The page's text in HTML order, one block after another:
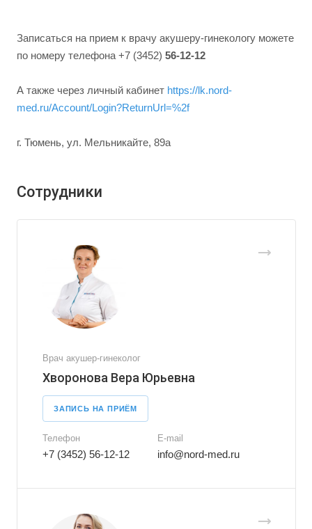
Записаться на прием к врачу акушеру-гинекологу можете
по номеру телефона +7 (3452) 56-12-12
А также через личный кабинет https://lk.nord-
med.ru/Account/Login?ReturnUrl=%2f
г. Тюмень, ул. Мельникайте, 89а
Сотрудники
Врач акушер-гинеколог
Хворонова Вера Юрьевна
ЗАПИСЬ НА ПРИЁМ
Телефон
+7 (3452) 56-12-12
E-mail
info@nord-med.ru